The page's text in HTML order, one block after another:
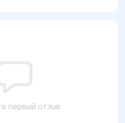
первый отзыв